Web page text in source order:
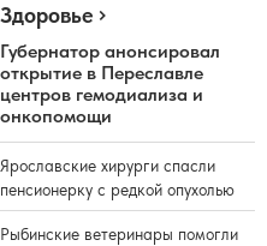
Здоровье
Губернатор анонсировал
открытие в Переславле
центров гемодиализа и
онкопомощи
Ярославские хирурги спасли
пенсионерку с редкой опухолью
Рыбинские ветеринары помогли